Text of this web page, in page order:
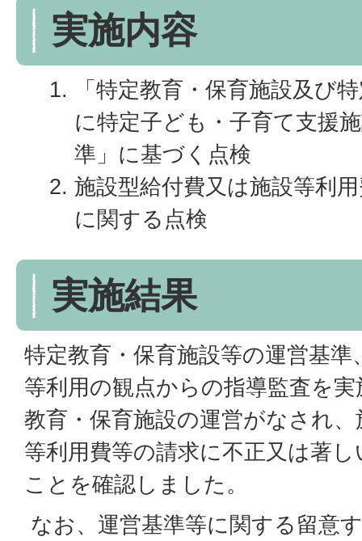
実施内容
「特定教育・保育施設及び
に特定子ども・子育て支援
準」に基づく点検
施設型給付費又は施設等利
に関する点検
実施結果
特定教育・保育施設等の運営基
等利用の観点からの指導監査を
教育・保育施設の運営がなされ
等利用費等の請求に不正又は著
ことを確認しました。
なお、運営基準等に関する留意